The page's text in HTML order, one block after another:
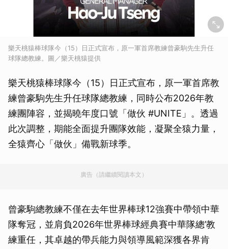
樂天桃猿棒球隊今（15）日正式宣布，原一軍首席教練曾豪駒先生升任
球隊總教練。圖／樂天桃猿提供
樂天桃猿棒球隊今（15）日正式宣布，原一軍首席教
練曾豪駒先生升任球隊總教練，同時公布2026年教
練團陣容，並揭曉年度口號「做伙 #UNITE」。透過
此次調整，期能全面提升團隊效能，凝聚全猿力量，
全猿齊心「做伙」備戰新球季。
廣告（請繼續閱讀本文）
曾豪駒總教練不僅在去年世界棒球12強賽中帶領中華
隊奪冠，並肩負2026年世界棒球經典賽中華隊總’教
練重任，其卓越的帶兵能力與領導風範深獲各界肯